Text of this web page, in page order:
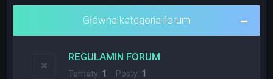
Główna kategoria forum
REGULAMIN FORUM
Tematy: 1 Posty: 1